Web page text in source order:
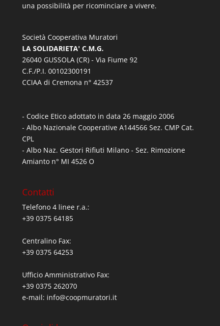
una possibilità per ricominciare a vivere.
Società Cooperativa Muratori
LA SOLIDARIETA' C.M.G.
26040 GUSSOLA (CR) - Via Fiume 92
C.F./P.I. 00102300191
CCIAA di Cremona n° 42537
- Codice Etico adottato in data 26 maggio 2006
- Albo Nazionale Cooperative A144566 Sez. CMP Cat.
CPL
- Albo Naz. Gestori Rifiuti Milano - Sez. Rimozione
Amianto n° MI 4526 O
Contatti
Telefono 4 linee r.a.:
+39 0375 64185
Centralino Fax:
+39 0375 64253
Ufficio Amministrativo Fax:
+39 0375 262070
e-mail: info@coopmuratori.it